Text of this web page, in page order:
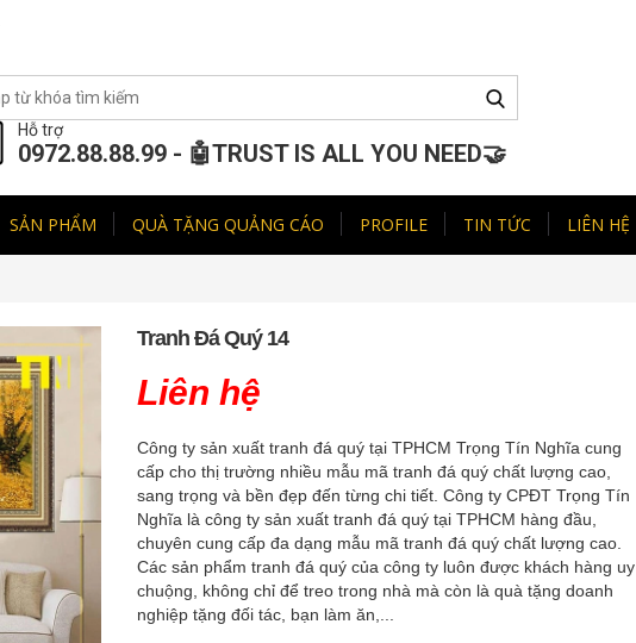
Hỗ trợ
0972.88.88.99 - 🤖TRUST IS ALL YOU NEED🤝
SẢN PHẨM QUÀ TẶNG QUẢNG CÁO PROFILE TIN TỨC LIÊN HỆ
Tranh Đá Quý 14
Liên hệ
Công ty sản xuất tranh đá quý tại TPHCM Trọng Tín Nghĩa cung
cấp cho thị trường nhiều mẫu mã tranh đá quý chất lượng cao,
sang trọng và bền đẹp đến từng chi tiết. Công ty CPĐT Trọng Tín
Nghĩa là công ty sản xuất tranh đá quý tại TPHCM hàng đầu,
chuyên cung cấp đa dạng mẫu mã tranh đá quý chất lượng cao.
Các sản phẩm tranh đá quý của công ty luôn được khách hàng uy
chuộng, không chỉ để treo trong nhà mà còn là quà tặng doanh
nghiệp tặng đối tác, bạn làm ăn,...